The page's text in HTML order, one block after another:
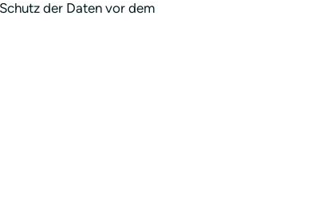
der Daten vor dem